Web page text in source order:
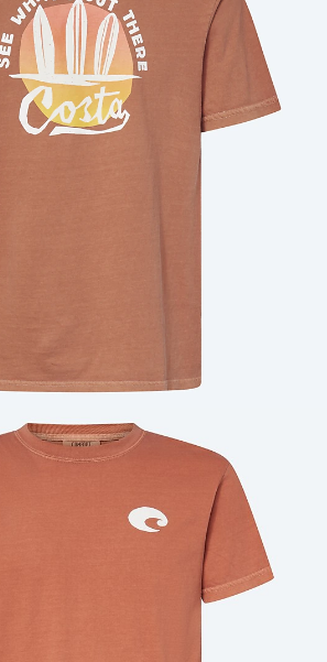
Precio: Sin cargo
Cantidad: